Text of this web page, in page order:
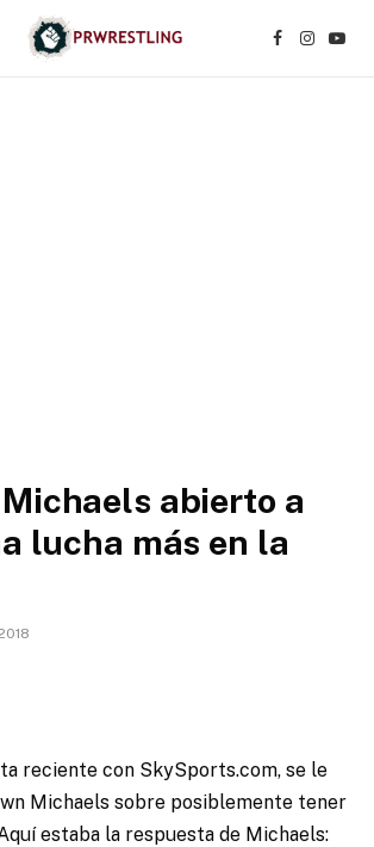
Facebook
abierto a
lucha más en la
reciente con SkySports.com, se le
Michaels sobre posiblemente tener
estaba la respuesta de Michaels: